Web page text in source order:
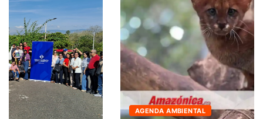
AGENDA AMBIENTAL